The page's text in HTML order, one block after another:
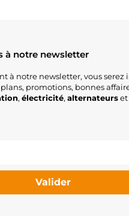
à notre newsletter
à notre newsletter, vous serez
promotions, bonnes
, électricité, alternateurset
Valider